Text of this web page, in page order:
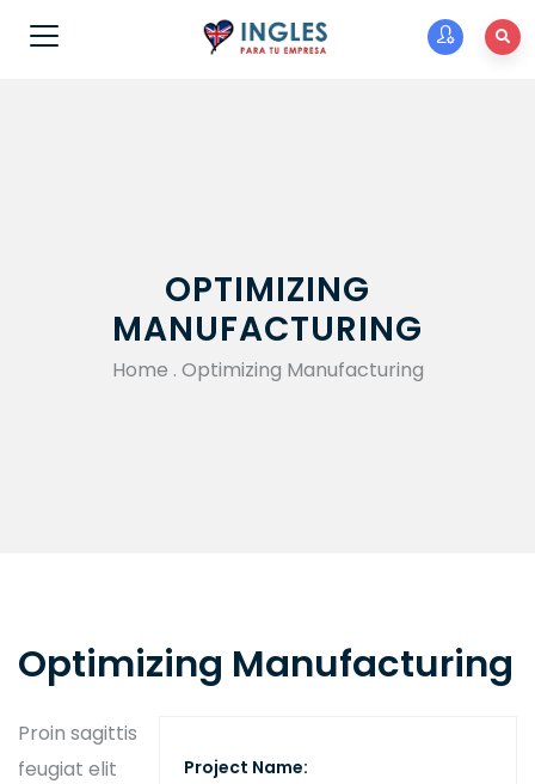
OPTIMIZING
MANUFACTURING
Home . Optimizing Manufacturing
Optimizing Manufacturing
Project Name:
Proin sagittis
feugiat elit